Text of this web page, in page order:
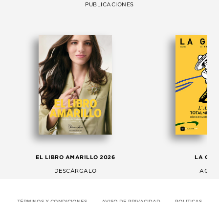
PUBLICACIONES
EL LIBRO AMARILLO 2026
DESCÁRGALO
LA
TÉRMINOS Y CONDICIONES AVISO DE PRIVACIDAD POLITICAS